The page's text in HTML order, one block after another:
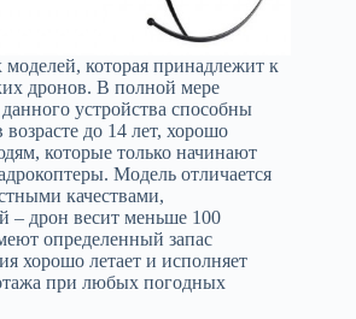
которая принадлежит к
дронов. В полной мере
устройства способны
до 14 лет, хорошо
которые только начинают
Модель отличается
качествами,
– дрон весит меньше 100
определенный запас
хорошо летает и исполняет
при любых погодных